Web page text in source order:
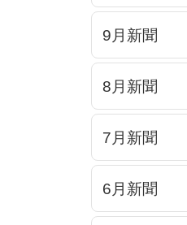
9月新聞
8月新聞
7月新聞
6月新聞